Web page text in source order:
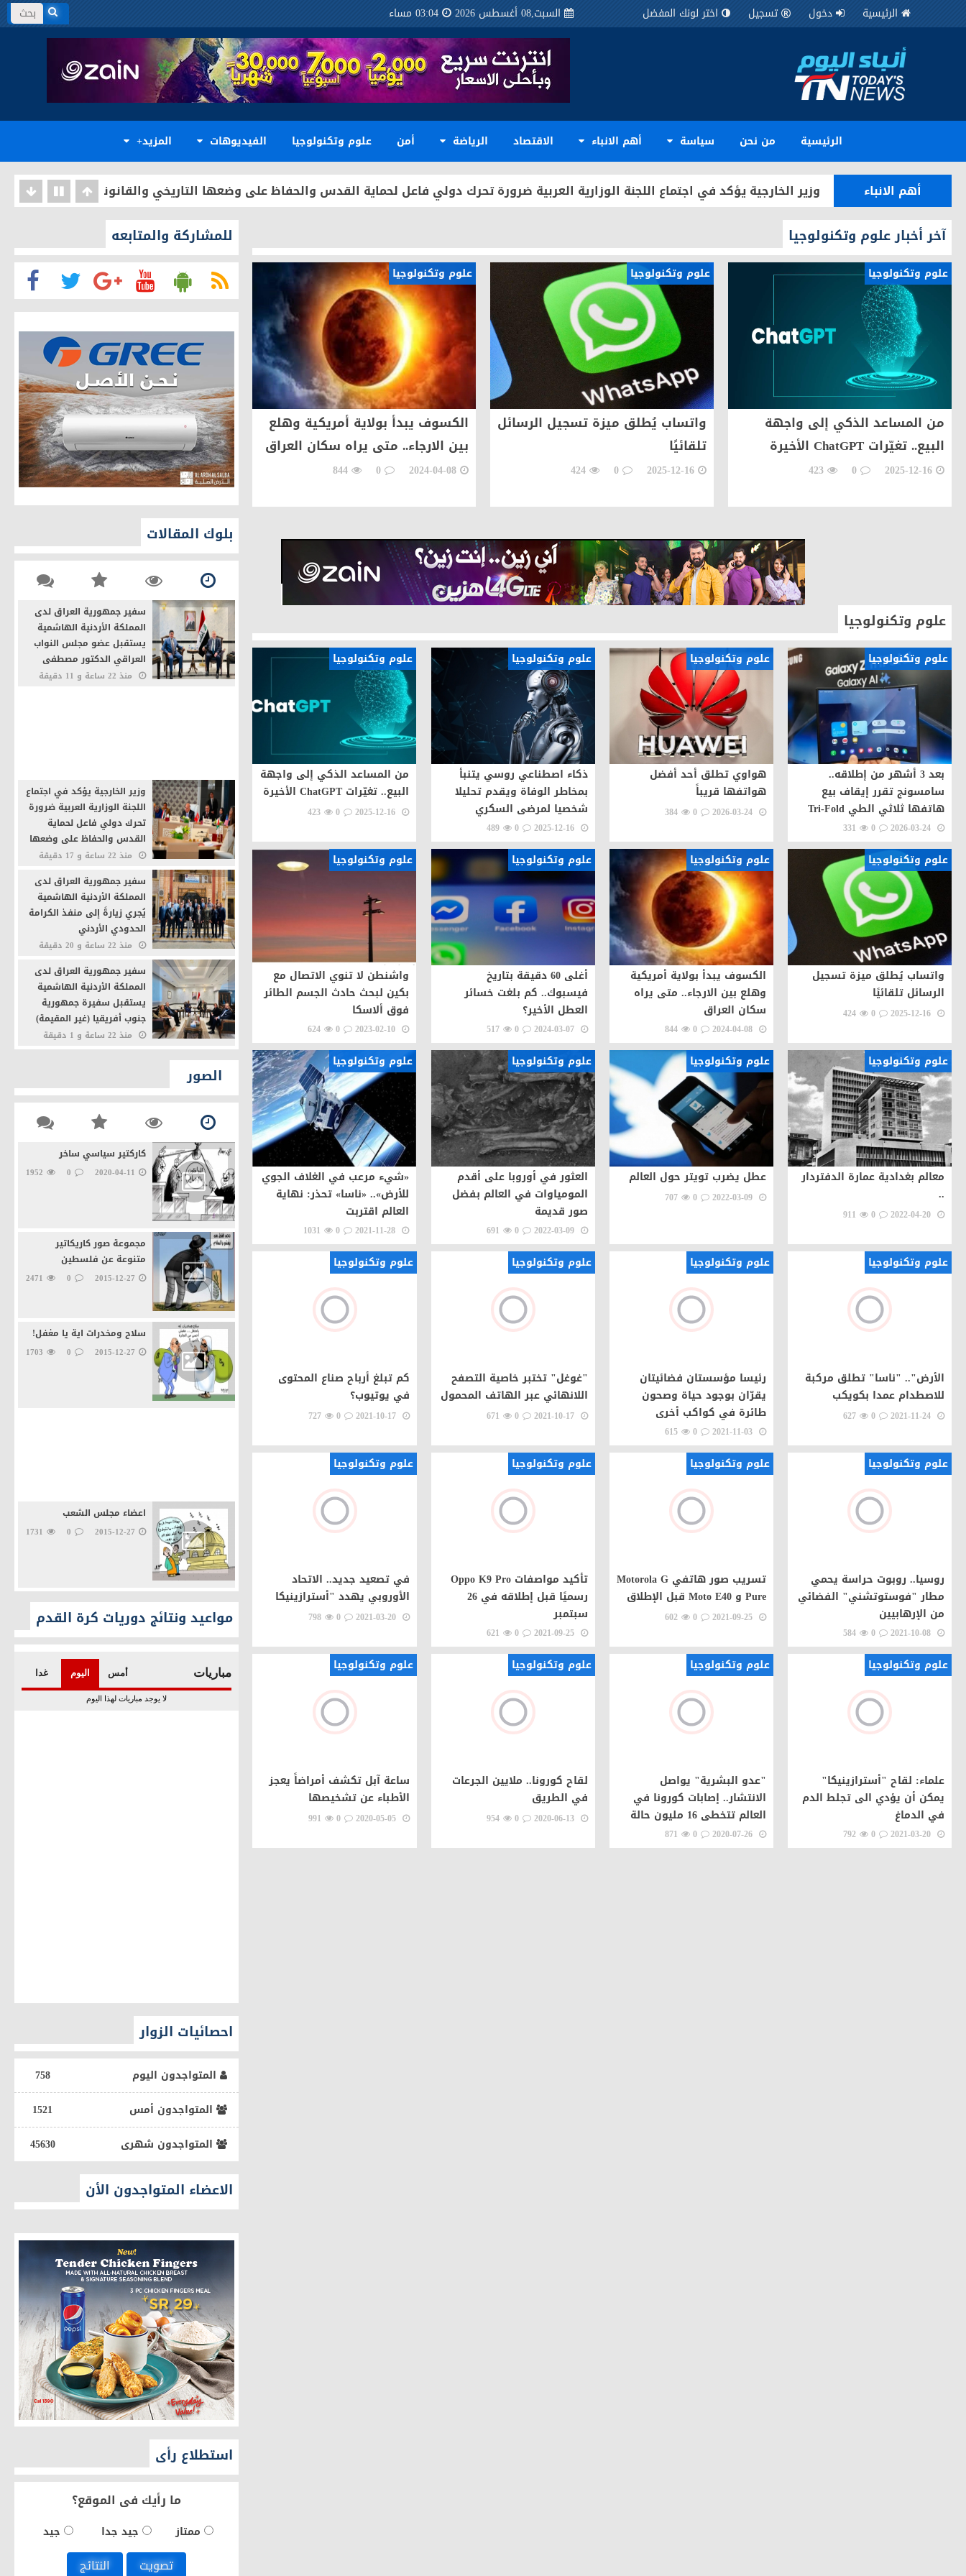
الرئيسية دخول تسجيل اختر لونك المفضل السبت,08 أغسطس 2026 03:04 مساء
الرئيسية من نحن سياسة أهم الانباء الاقتصاد الرياضة أمن علوم وتكنولوجيا الفيديوهات المزيد+
اراء وكتاب
إلى دولة رئيس مجلس الوزراء المحترم الدكتور حيدر حسون الفزع ... كفاءة وطنية جديرة بقيادة وزارة الثقافة .
أهم الانباء
سفير جمهورية العراق لدى المملكة الأردنية الهاشمية يستقبل عضو مجلس النواب العراقي الدكتور مصطفى عياش الكبيسي
أهم الانباء
سفير جمهورية العراق لدى المملكة الأردنية الهاشمية يستقبل مدير المركز التجاري العراقي في الأردن بمناسبة انتهاء مهام عمله
أهم الانباء
وزير الخارجية يؤكد في اجتماع اللجنة الوزارية العربية ضرورة تحرك دولي فاعل لحماية القدس والحفاظ على وضعها التاريخي والقانوني
أهم الانباء
سفير جمهورية العراق لدى المملكة الأردنية الهاشمية يُجري زيارةً إلى منفذ الكرامة الحدودي الأردني
أهم الانباء
سفير جمهورية العراق لدى المملكة الأردنية الهاشمية يستقبل سفيرة جمهورية جنوب أفريقيا (غير المقيمة) لدى جمهورية العراق
أهم الانباء
سفير جمهورية العراق لدى المملكة الأردنية الهاشمية يستقبل السفير عدي أسعد خماس
أهم الانباء
سفير جمهورية العراق لدى المملكة الأردنية الهاشمية يشارك في فعالية أقامتها شركة بوابة المستقبل في العاصمة الأردنية عمّان
أهم الانباء
السفير البرزنجي يزور سماحة الشيخ جلال الهركي في المستشفى التخصصي في عمان
أهم الانباء
سفير جمهورية العراق لدى المملكة الأردنية الهاشمية يستقبل وفدًا عراقيًا يزور المملكة بمهمةٍ رسمية
اراء وكتاب
إلى دولة رئيس مجلس الوزراء المحترم الدكتور حيدر حسون الفزع ... كفاءة وطنية جديرة بقيادة وزارة الثقافة .
أهم الانباء
سفير جمهورية العراق لدى المملكة الأردنية الهاشمية يستقبل عضو مجلس النواب العراقي الدكتور مصطفى عياش الكبيسي
آخر أخبار علوم وتكنولوجيا
علوم وتكنولوجيا
واتساب يُطلق ميزة تسجيل الرسائل
تلقائيًا
2025-12-16
0
424
علوم وتكنولوجيا
الكسوف يبدأ بولاية أمريكية وهلع
بين الارجاء.. متى يراه سكان العراق
2024-04-08
0
844
علوم وتكنولوجيا
أغلى 60 دقيقة بتاريخ فيسبوك.. كم
بلغت خسائر العطل الأخير؟
2024-03-07
0
517
علوم وتكنولوجيا
واشنطن لا تنوي الاتصال مع بكين
لبحث حادث الجسم الطائر فوق
ألاسكا
2023-02-10
0
624
علوم وتكنولوجيا
علوم وتكنولوجيا
بعد 3 أشهر من إطلاقه..
سامسونج تقرر إيقاف بيع
هاتفها ثلاثي الطي Tri-Fold
2026-03-24
0
331
علوم وتكنولوجيا
هواوي تطلق أحد أفضل
هواتفها قريباً
2026-03-24
0
384
علوم وتكنولوجيا
ذكاء اصطناعي روسي يتنبأ
بمخاطر الوفاة ويقدم تحليلا
شخصيا لمرضى السكري
2025-12-16
0
489
علوم وتكنولوجيا
من المساعد الذكي إلى واجهة
البيع.. تغيّرات ChatGPT الأخيرة
0
423
علوم وتكنولوجيا
واتساب يُطلق ميزة تسجيل
الرسائل تلقائيًا
2025-12-16
0
424
علوم وتكنولوجيا
الكسوف يبدأ بولاية أمريكية
وهلع بين الارجاء.. متى يراه
سكان العراق
2024-04-08
0
844
علوم وتكنولوجيا
أغلى 60 دقيقة بتاريخ
فيسبوك.. كم بلغت خسائر
العطل الأخير؟
2024-03-07
0
517
علوم وتكنولوجيا
واشنطن لا تنوي الاتصال مع
بكين لبحث حادث الجسم الطائر
فوق ألاسكا
0
624
علوم وتكنولوجيا
معالم بغدادية عمارة الدفتردار
..
2022-04-20
0
911
علوم وتكنولوجيا
عطل يضرب تويتر حول العالم
2022-03-09
0
707
علوم وتكنولوجيا
العثور في أوروبا على أقدم
المومياوات في العالم بفضل
صور قديمة
2022-03-09
0
691
علوم وتكنولوجيا
«شيء مرعب في الغلاف الجوي
للأرض».. «ناسا» تحذر: نهاية
العالم اقتربت
0
1031
علوم وتكنولوجيا
الأرض".. "ناسا" تطلق مركبة
للاصطدام عمدا بكويكب
2021-11-24
0
627
علوم وتكنولوجيا
رئيسا مؤسستان فضائيتان
يقرّان بوجود حياة وصحون
طائرة في كواكب أخرى
2021-11-03
0
615
علوم وتكنولوجيا
"غوغل" تختبر خاصية التصفح
اللانهائي عبر الهاتف المحمول
2021-10-17
0
671
علوم وتكنولوجيا
كم تبلغ أرباح صناع المحتوى
في يوتيوب؟
2021-10-17
0
727
علوم وتكنولوجيا
روسيا.. روبوت حراسة يحمي
مطار "فوستوتشني" الفضائي
من الإرهابيين
2021-10-08
0
584
علوم وتكنولوجيا
تسريب صور هاتفي Motorola G
Pure و Moto E40 قبل الإطلاق
2021-09-25
0
602
علوم وتكنولوجيا
تأكيد مواصفات Oppo K9 Pro
رسميًا قبل إطلاقه في 26
سبتمبر
2021-09-25
0
621
علوم وتكنولوجيا
في تصعيد جديد.. الاتحاد
الأوروبي يهدد "أسترازينيكا
2021-03-20
0
798
علوم وتكنولوجيا
علماء: لقاح "أسترازينيكا"
يمكن أن يؤدي الى تجلط الدم
في الدماغ
2021-03-20
0
792
علوم وتكنولوجيا
"عدو البشرية" يواصل
الانتشار.. إصابات كورونا في
العالم تتخطى 16 مليون حالة
2020-07-26
0
871
علوم وتكنولوجيا
لقاح كورونا.. ملايين الجرعات
في الطريق
2020-06-13
0
954
علوم وتكنولوجيا
ساعة آبل تكشف أمراضاً يعجز
الأطباء عن تشخيصها
2020-05-05
0
991
للمشاركة والمتابعه
بلوك المقالات
سفير جمهورية العراق لدى
المملكة الأردنية الهاشمية
يستقبل عضو مجلس النواب
العراقي الدكتور مصطفى
عياش الكبيسي
منذ 22 ساعة و 11 دقيقة
وزير الخارجية يؤكد في اجتماع
اللجنة الوزارية العربية ضرورة
تحرك دولي فاعل لحماية
القدس والحفاظ على وضعها
التاريخي والقانوني
منذ 22 ساعة و 17 دقيقة
سفير جمهورية العراق لدى
المملكة الأردنية الهاشمية
يُجري زيارةً إلى منفذ الكرامة
الحدودي الأردني
منذ 22 ساعة و 20 دقيقة
سفير جمهورية العراق لدى
المملكة الأردنية الهاشمية
يستقبل سفيرة جمهورية
جنوب أفريقيا (غير المقيمة)
لدى جمهورية العراق
منذ 22 ساعة و 1 دقيقة
0
20
يستقبل السفير عدي أسعد
الصور
كاركتير سياسي ساخر
2020-04-11
0
1952
مجموعة صور كاريكاتير
متنوعة عن فلسطين
2015-12-27
0
2471
سلاح ومخدرات اية يا مغفل!
2015-12-27
0
1703
اعضاء مجلس الشعب
2015-12-27
0
1731
مواعيد ونتائج دوريات كرة القدم
احصائيات الزوار
المتواجدون اليوم
758
المتواجدون أمس
1521
المتواجدون شهرى
45630
الاعضاء المتواجدون الأن
استطلاع رأى
ما رأيك فى الموقع؟
ممتاز جيد جدا جيد
تصويت النتائج